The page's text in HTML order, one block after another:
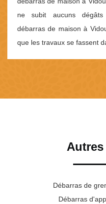
ne subit aucuns dégâts
débarras de maison à
que les travaux se fassent
Débarras de
Débarras